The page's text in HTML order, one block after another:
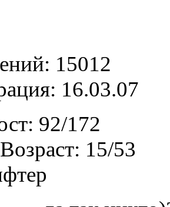
15012
16.03.07
92/172
15/53